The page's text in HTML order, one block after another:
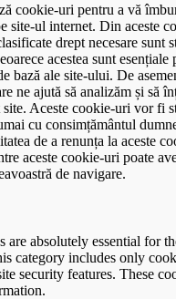
cookie-uri pentru a vă
site-ul internet. Din aceste
drept necesare sunt
acestea sunt
bază ale site-ului. De
ne ajută să analizăm și să
site. Aceste cookie-uri vor fi
cu consimțământul
de a renunța la aceste
aceste cookie-uri poate
de navigare.
are absolutely essential for
category includes only
security features. These